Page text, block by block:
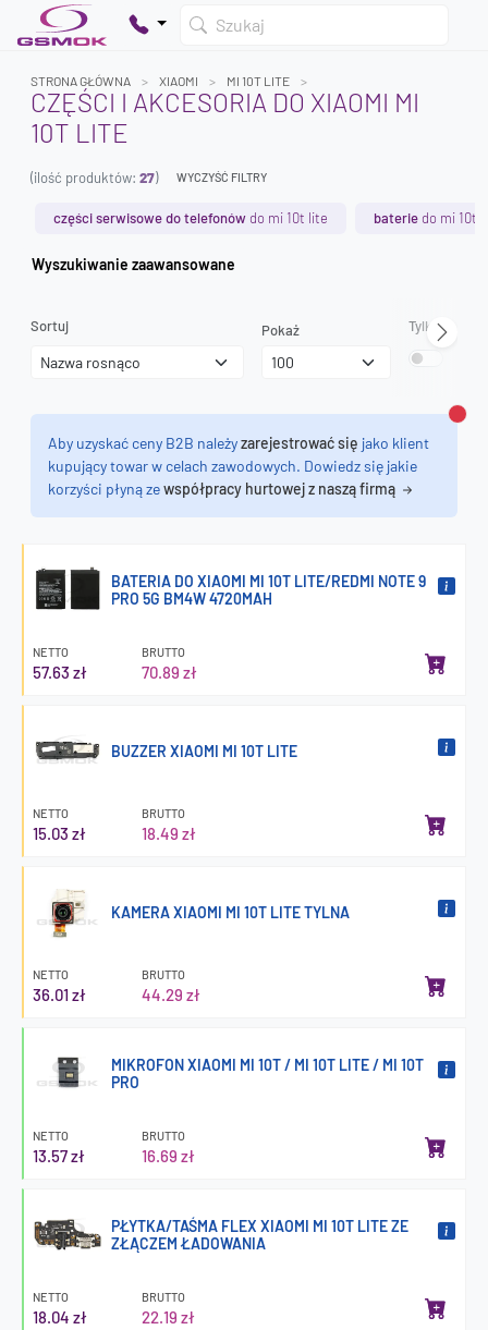
Szukaj
Dodaj produkty, aby kontynuować.
STRONA GŁÓWNA XIAOMI MI 10T LITE
CZĘŚCI I AKCESORIA DO XIAOMI MI
10T LITE
(ilość produktów: 27) WYCZYŚĆ FILTRY
części serwisowe do telefonów do mi 10t lite baterie do mi 10t
Wyszukiwanie zaawansowane
Sortuj Pokaż Tylko
Aby uzyskać ceny B2B należyzarejestrować się jako klient
kupujący towar w celach zawodowych. Dowiedz się jakie
korzyści płyną zewspółpracy hurtowej z naszą firmą
BATERIA DO XIAOMI MI 10T LITE/REDMI NOTE 9
PRO 5G BM4W 4720MAH
NETTO
57.63 zł
BRUTTO
70.89 zł
BUZZER XIAOMI MI 10T LITE
NETTO
15.03 zł
BRUTTO
18.49 zł
KAMERA XIAOMI MI 10T LITE TYLNA
NETTO
36.01 zł
BRUTTO
44.29 zł
MIKROFON XIAOMI MI 10T / MI 10T LITE / MI 10T
PRO
NETTO
13.57 zł
BRUTTO
16.69 zł
PŁYTKA/TAŚMA FLEX XIAOMI MI 10T LITE ZE
ZŁĄCZEM ŁADOWANIA
NETTO
18.04 zł
BRUTTO
22.19 zł